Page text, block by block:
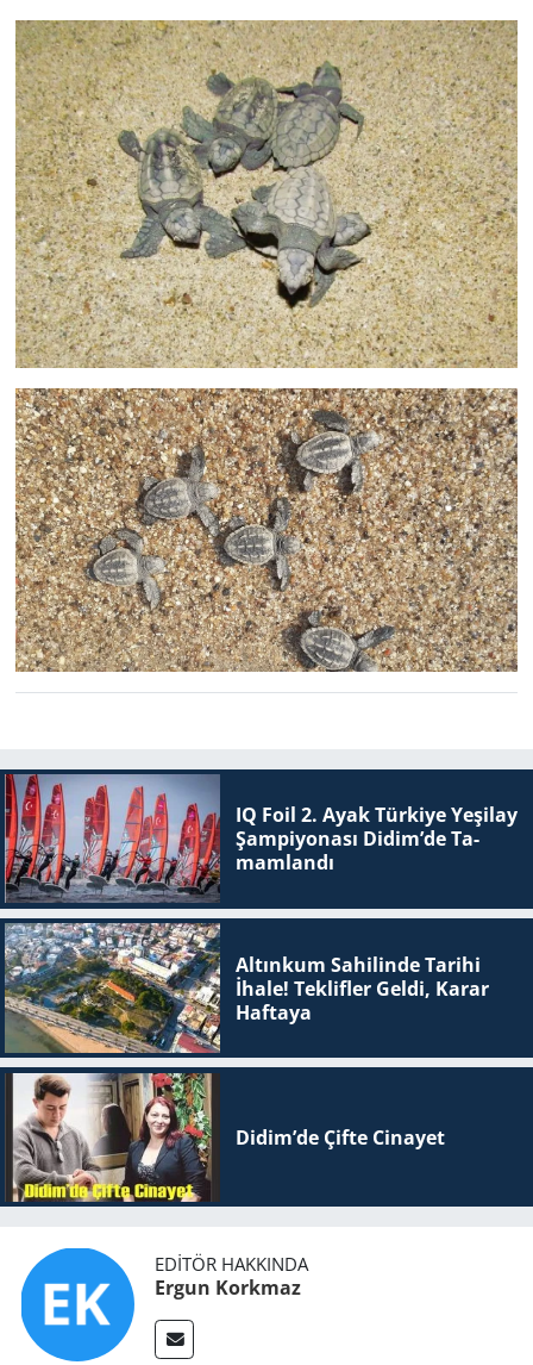
IQ Foil 2. Ayak Tür­ki­ye Ye­şi­lay
Şam­pi­yo­na­sı Didim’de Ta­
mam­lan­dı
Altınkum Sahilinde Tarihi
İhale! Teklifler Geldi, Karar
Haftaya
Didim’de Çifte Ci­na­yet
EDITÖR HAKKINDA
Ergun Korkmaz